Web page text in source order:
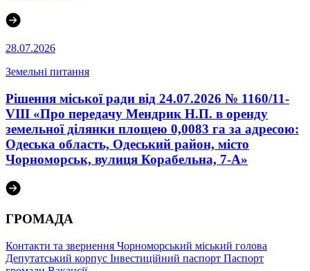
28.07.2026
Земельні питання
Рішення міської ради від 24.07.2026 № 1160/11-
VIII «Про передачу Мендрик Н.П. в оренду
земельної ділянки площею 0,0083 га за адресою:
Одеська область, Одеський район, місто
Чорноморськ, вулиця Корабельна, 7-А»
ГРОМАДА
Контакти та звернення Чорноморський міський голова
Депутатський корпус Інвестиційний паспорт Паспорт